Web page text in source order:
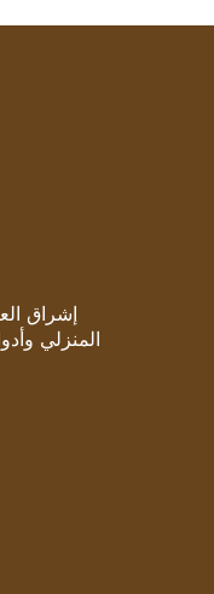
إشراق
المنزلي